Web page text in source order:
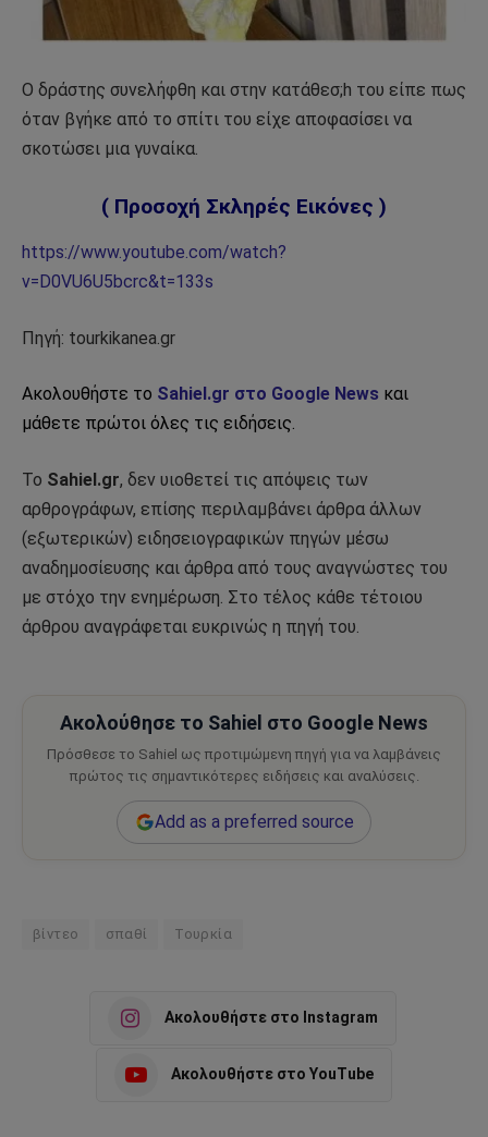
Ο δράστης συνελήφθη και στην κατάθεσ;h του είπε πως
όταν βγήκε από το σπίτι του είχε αποφασίσει να
σκοτώσει μια γυναίκα.
( Προσοχή Σκληρές Εικόνες )
https://www.youtube.com/watch?
v=D0VU6U5bcrc&t=133s
Πηγή: tourkikanea.gr
Ακολουθήστε το Sahiel.gr στο Google News και
μάθετε πρώτοι όλες τις ειδήσεις.
Το Sahiel.gr, δεν υιοθετεί τις απόψεις των
αρθρογράφων, επίσης περιλαμβάνει άρθρα άλλων
(εξωτερικών) ειδησειογραφικών πηγών μέσω
αναδημοσίευσης και άρθρα από τους αναγνώστες του
με στόχο την ενημέρωση. Στο τέλος κάθε τέτοιου
άρθρου αναγράφεται ευκρινώς η πηγή του.
Ακολούθησε το Sahiel στο Google News
Πρόσθεσε το Sahiel ως προτιμώμενη πηγή για να λαμβάνεις
πρώτος τις σημαντικότερες ειδήσεις και αναλύσεις.
Add as a preferred source
βίντεο σπαθί Τουρκία
Ακολουθήστε στο Instagram
Ακολουθήστε στο YouTube